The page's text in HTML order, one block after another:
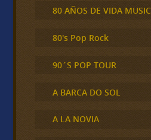
80 AÑOS DE VIDA
80's Pop Rock
90´S POP TOUR
A BARCA DO SOL
A LA NOVIA